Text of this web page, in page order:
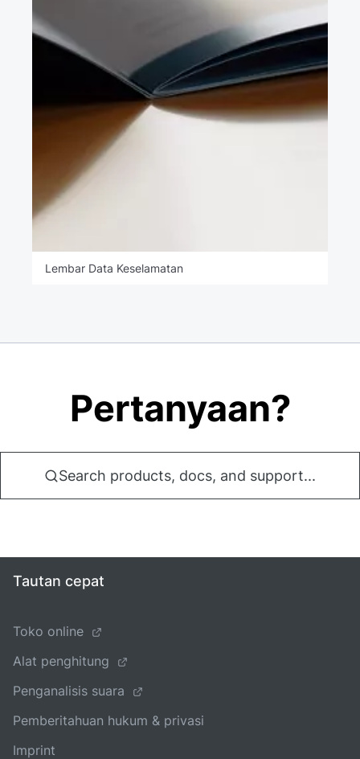
Lembar Data Keselamatan
Pertanyaan?
Search products, docs, and support...
Tautan cepat
Toko online
Alat penghitung
Penganalisis suara
Pemberitahuan hukum & privasi
Imprint